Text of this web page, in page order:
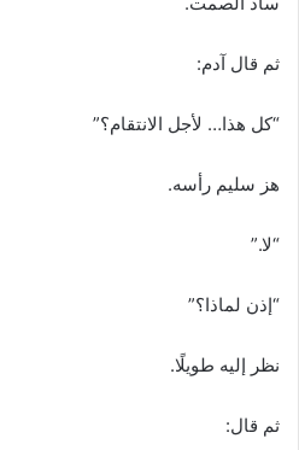
ثم قال آدم:
“كل هذا… لأجل الانتقام؟”
هز سليم رأسه.
“لا.”
“إذن لماذا؟”
نظر إليه طويلًا.
ثم قال: